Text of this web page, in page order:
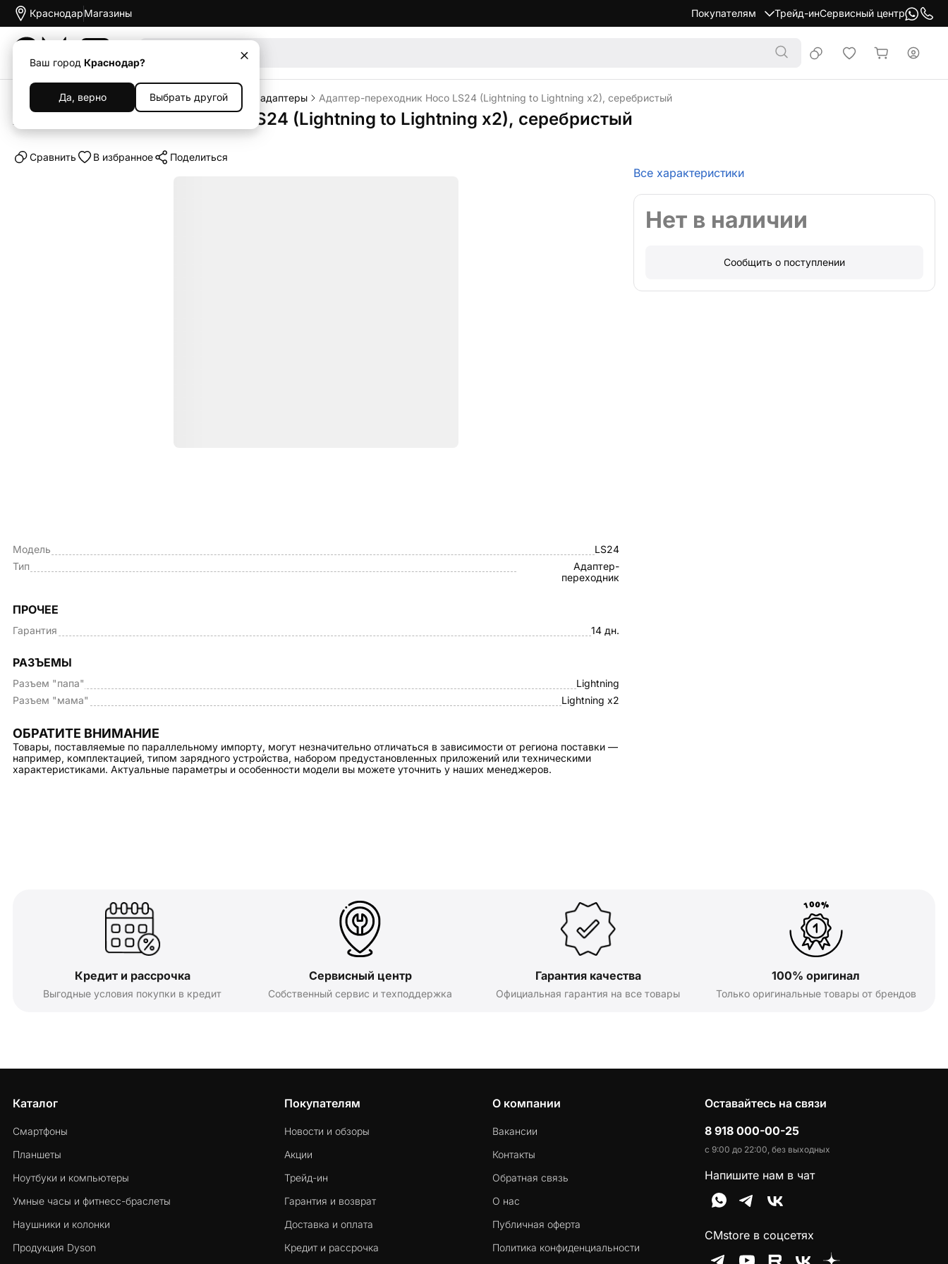
Краснодар
Ваш город Краснодар?
Да, верно Выбрать другой
Магазины Покупателям Трейд-инСервисный центр
Каталог Аксессуары Переходники и адаптеры Адаптер-переходник Hoco LS24 (Lightning to Lightning x2), серебристый
Адаптер-переходник Hoco LS24 (Lightning to Lightning x2), серебристый
Cравнить В избранное Поделиться
Модель
LS24
Тип
Адаптер-
переходник
ПРОЧЕЕ
Гарантия 14 дн.
РАЗЪЕМЫ
Разъем "папа"
Lightning
Разъем "мама"
Lightning x2
ОБРАТИТЕ ВНИМАНИЕ
Товары, поставляемые по параллельному импорту, могут незначительно отличаться в зависимости от региона поставки —
например, комплектацией, типом зарядного устройства, набором предустановленных приложений или техническими
характеристиками. Актуальные параметры и особенности модели вы можете уточнить у наших менеджеров.
Все характеристики
Нет в наличии
Сообщить о поступлении
Кредит и рассрочка
Выгодные условия покупки в кредит
Сервисный центр
Собственный сервис и техподдержка
Гарантия качества
Официальная гарантия на все товары
100% оригинал
Только оригинальные товары от брендов
Каталог
Смартфоны
Планшеты
Ноутбуки и компьютеры
Умные часы и фитнесс-браслеты
Наушники и колонки
Продукция Dyson
Покупателям
Новости и обзоры
Акции
Трейд-ин
Гарантия и возврат
Доставка и оплата
Кредит и рассрочка
О компании
Вакансии
Контакты
Обратная связь
О нас
Публичная оферта
Политика конфиденциальности
Оставайтесь на связи
8 918 000-00-25
с 9:00 до 22:00, без выходных
Напишите нам в чат
CMstore в соцсетях